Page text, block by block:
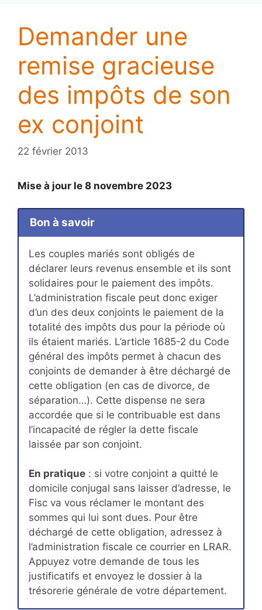
Demander une
remise gracieuse
des impôts de son
ex conjoint
22 février 2013
Mise à jour le 8 novembre 2023
Bon à savoir
Les couples mariés sont obligés de
déclarer leurs revenus ensemble et ils sont
solidaires pour le paiement des impôts.
L’administration fiscale peut donc exiger
d’un des deux conjoints le paiement de la
totalité des impôts dus pour la période où
ils étaient mariés. L’article 1685-2 du Code
général des impôts permet à chacun des
conjoints de demander à être déchargé de
cette obligation (en cas de divorce, de
séparation…). Cette dispense ne sera
accordée que si le contribuable est dans
l’incapacité de régler la dette fiscale
laissée par son conjoint.
En pratique : si votre conjoint a quitté le
domicile conjugal sans laisser d’adresse, le
Fisc va vous réclamer le montant des
sommes qui lui sont dues. Pour être
déchargé de cette obligation, adressez à
l’administration fiscale ce courrier en LRAR.
Appuyez votre demande de tous les
justificatifs et envoyez le dossier à la
trésorerie générale de votre département.